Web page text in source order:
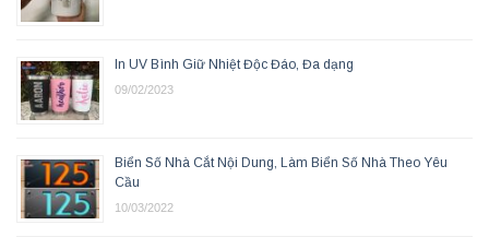
In UV Bình Giữ Nhiệt Độc Đáo, Đa dạng
09/02/2023
Biển Số Nhà Cắt Nội Dung, Làm Biển Số Nhà Theo Yêu
Cầu
10/03/2022